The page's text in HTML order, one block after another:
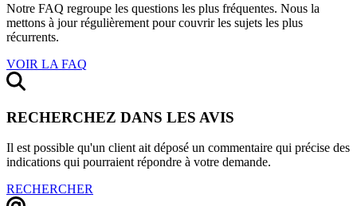
Notre FAQ regroupe les questions les plus fréquentes. Nous la
mettons à jour régulièrement pour couvrir les sujets les plus
récurrents.
VOIR LA FAQ
RECHERCHEZ DANS LES AVIS
Il est possible qu'un client ait déposé un commentaire qui précise des
indications qui pourraient répondre à votre demande.
RECHERCHER